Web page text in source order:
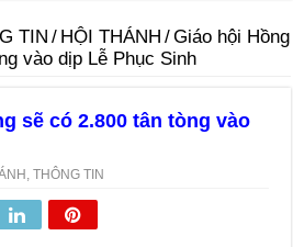
TIN / HỘI THÁNH /Giáo hội Hồng
vào dịp Lễ Phục Sinh
sẽ có 2.800 tân tòng vào
,THÔNG TIN